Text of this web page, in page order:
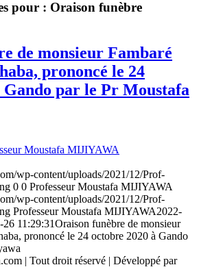
pour : Oraison funèbre
de monsieur Fambaré
prononcé le 24
Gando par le Pr Moustafa
Moustafa MIJIYAWA
wp-content/uploads/2021/12/Prof-
0 0 Professeur Moustafa MIJIYAWA
wp-content/uploads/2021/12/Prof-
Professeur Moustafa MIJIYAWA2022-
11:29:31Oraison funèbre de monsieur
prononcé le 24 octobre 2020 à Gando
| Tout droit réservé | Développé par